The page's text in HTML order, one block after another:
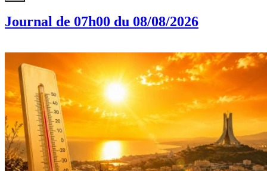
Journal de 07h00 du 08/08/2026